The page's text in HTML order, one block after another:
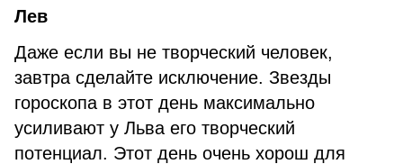
Лев
Даже если вы не творческий человек,
завтра сделайте исключение. Звезды
гороскопа в этот день максимально
усиливают у Льва его творческий
потенциал. Этот день очень хорош для